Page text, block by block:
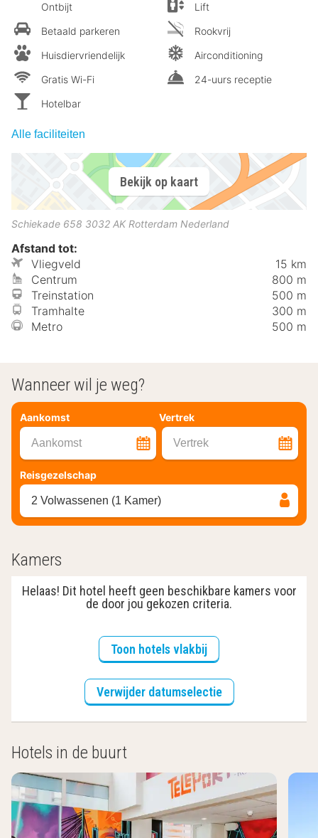
Ontbijt
Betaald parkeren
Huisdiervriendelijk
Gratis Wi-Fi
Hotelbar
Lift
Rookvrij
Airconditioning
24-uurs receptie
Alle faciliteiten
Bekijk op kaart
Schiekade 658 3032 AK Rotterdam Nederland
Afstand tot:
Vliegveld
15 km
Centrum
800 m
Treinstation
500 m
Tramhalte
300 m
Metro
500 m
Wanneer wil je weg?
Aankomst Vertrek
Aankomst Vertrek
Reisgezelschap
2 Volwassenen (1 Kamer)
Kamers
Helaas! Dit hotel heeft geen beschikbare kamers voor
de door jou gekozen criteria.
Toon hotels vlakbij
Verwijder datumselectie
Hotels in de buurt